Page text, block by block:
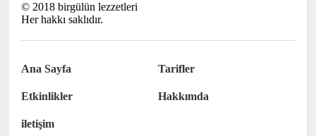
© 2018 birgülün lezzetleri
Her hakkı saklıdır.
Ana Sayfa Tarifler
Etkinlikler Hakkımda
iletişim